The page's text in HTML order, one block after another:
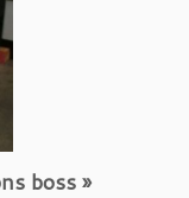
boss »